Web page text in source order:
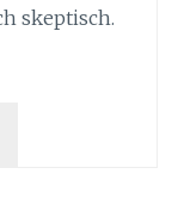
skeptisch.